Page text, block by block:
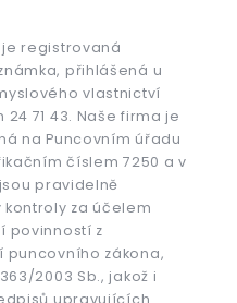
je registrovaná
přihlášená u
vlastnictví
71 43. Naše firma je
na Puncovním úřadu
číslem 7250 a v
pravidelně
za účelem
povinností z
puncovního zákona,
2003 Sb., jakož i